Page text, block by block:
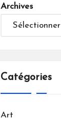
Archives
Catégories
Art